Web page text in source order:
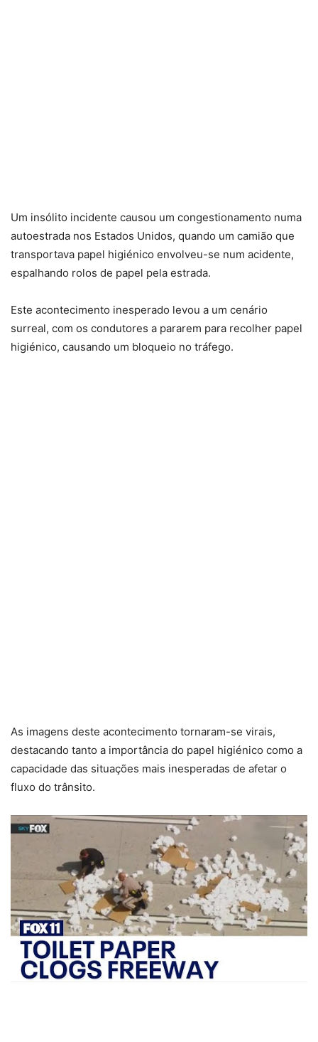
Um insólito incidente causou um congestionamento numa
autoestrada nos Estados Unidos, quando um camião que
transportava papel higiénico envolveu-se num acidente,
espalhando rolos de papel pela estrada.
Este acontecimento inesperado levou a um cenário
surreal, com os condutores a pararem para recolher papel
higiénico, causando um bloqueio no tráfego.
As imagens deste acontecimento tornaram-se virais,
destacando tanto a importância do papel higiénico como a
capacidade das situações mais inesperadas de afetar o
fluxo do trânsito.